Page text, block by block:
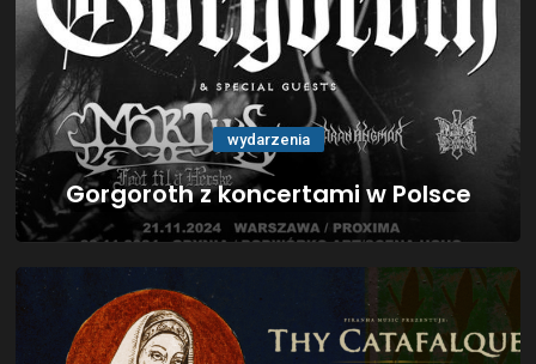
wydarzenia
Gorgoroth z koncertami w Polsce